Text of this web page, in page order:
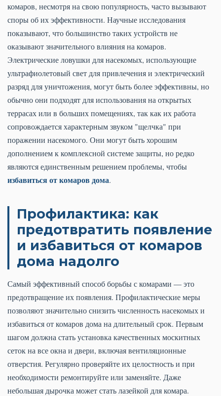
комаров, несмотря на свою популярность, часто вызывают
споры об их эффективности. Научные исследования
показывают, что большинство таких устройств не
оказывают значительного влияния на комаров.
Электрические ловушки для насекомых, использующие
ультрафиолетовый свет для привлечения и электрический
разряд для уничтожения, могут быть более эффективны, но
обычно они подходят для использования на открытых
террасах или в больших помещениях, так как их работа
сопровождается характерным звуком "щелчка" при
поражении насекомого. Они могут быть хорошим
дополнением к комплексной системе защиты, но редко
являются единственным решением проблемы, чтобы
избавиться от комаров дома.
Профилактика: как
предотвратить появление
и избавиться от комаров
дома надолго
Самый эффективный способ борьбы с комарами — это
предотвращение их появления. Профилактические меры
позволяют значительно снизить численность насекомых и
избавиться от комаров дома на длительный срок. Первым
шагом должна стать установка качественных москитных
сеток на все окна и двери, включая вентиляционные
отверстия. Регулярно проверяйте их целостность и при
необходимости ремонтируйте или заменяйте. Даже
небольшая дырочка может стать лазейкой для комара.